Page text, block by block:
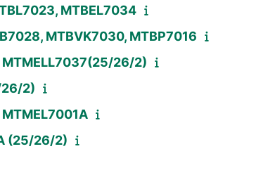
MTBEL7034
MTBVK7030, MTBP7016
MTMELL7037(25/26/2)
2)
(25/26/2)